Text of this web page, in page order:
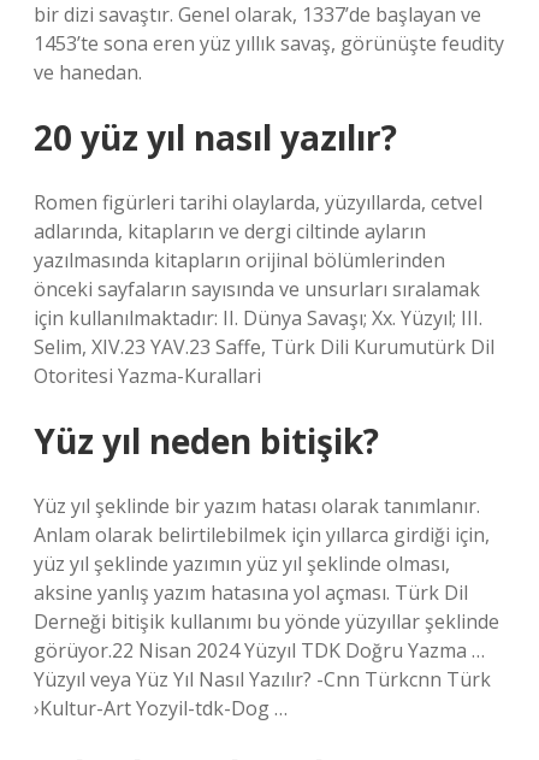
bir dizi savaştır. Genel olarak, 1337’de başlayan ve
1453’te sona eren yüz yıllık savaş, görünüşte feudity
ve hanedan.
20 yüz yıl nasıl yazılır?
Romen figürleri tarihi olaylarda, yüzyıllarda, cetvel
adlarında, kitapların ve dergi ciltinde ayların
yazılmasında kitapların orijinal bölümlerinden
önceki sayfaların sayısında ve unsurları sıralamak
için kullanılmaktadır: II. Dünya Savaşı; Xx. Yüzyıl; III.
Selim, XIV.23 YAV.23 Saffe, Türk Dili Kurumutürk Dil
Otoritesi Yazma-Kurallari
Yüz yıl neden bitişik?
Yüz yıl şeklinde bir yazım hatası olarak tanımlanır.
Anlam olarak belirtilebilmek için yıllarca girdiği için,
yüz yıl şeklinde yazımın yüz yıl şeklinde olması,
aksine yanlış yazım hatasına yol açması. Türk Dil
Derneği bitişik kullanımı bu yönde yüzyıllar şeklinde
görüyor.22 Nisan 2024 Yüzyıl TDK Doğru Yazma …
Yüzyıl veya Yüz Yıl Nasıl Yazılır? -Cnn Türkcnn Türk
›Kultur-Art Yozyil-tdk-Dog …